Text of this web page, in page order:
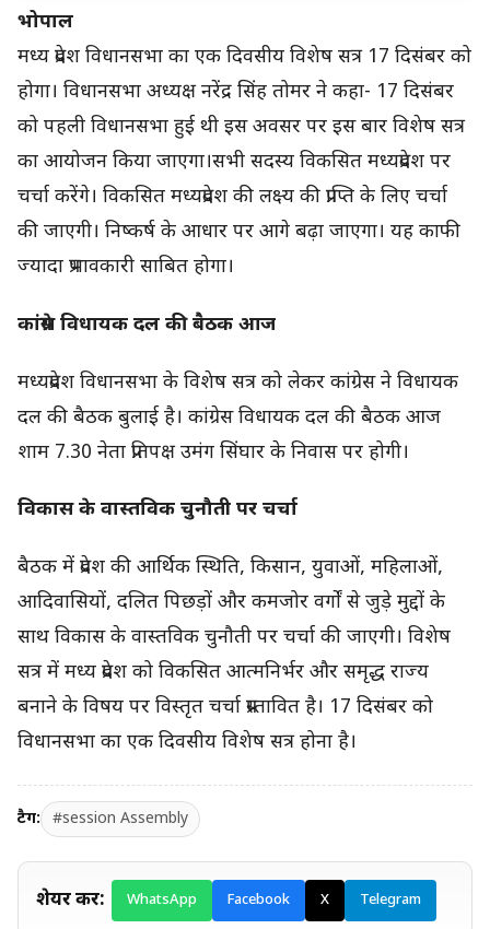
भोपाल
मध्य प्रदेश विधानसभा का एक दिवसीय विशेष सत्र 17 दिसंबर को
होगा। विधानसभा अध्यक्ष नरेंद्र सिंह तोमर ने कहा- 17 दिसंबर
को पहली विधानसभा हुई थी इस अवसर पर इस बार विशेष सत्र
का आयोजन किया जाएगा।सभी सदस्य विकसित मध्यप्रदेश पर
चर्चा करेंगे। विकसित मध्यप्रदेश की लक्ष्य की प्राप्ति के लिए चर्चा
की जाएगी। निष्कर्ष के आधार पर आगे बढ़ा जाएगा। यह काफी
ज्यादा प्रभावकारी साबित होगा।
कांग्रेस विधायक दल की बैठक आज
मध्यप्रदेश विधानसभा के विशेष सत्र को लेकर कांग्रेस ने विधायक
दल की बैठक बुलाई है। कांग्रेस विधायक दल की बैठक आज
शाम 7.30 नेता प्रतिपक्ष उमंग सिंघार के निवास पर होगी।
विकास के वास्तविक चुनौती पर चर्चा
बैठक में प्रदेश की आर्थिक स्थिति, किसान, युवाओं, महिलाओं,
आदिवासियों, दलित पिछड़ों और कमजोर वर्गों से जुड़े मुद्दों के
साथ विकास के वास्तविक चुनौती पर चर्चा की जाएगी। विशेष
सत्र में मध्य प्रदेश को विकसित आत्मनिर्भर और समृद्ध राज्य
बनाने के विषय पर विस्तृत चर्चा प्रस्तावित है। 17 दिसंबर को
विधानसभा का एक दिवसीय विशेष सत्र होना है।
टैग: #session Assembly
शेयर करें: WhatsApp Facebook X Telegram